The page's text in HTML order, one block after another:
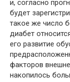
и, согласно
будет
такое же число
диабет
его развитие
факторов
накопилось